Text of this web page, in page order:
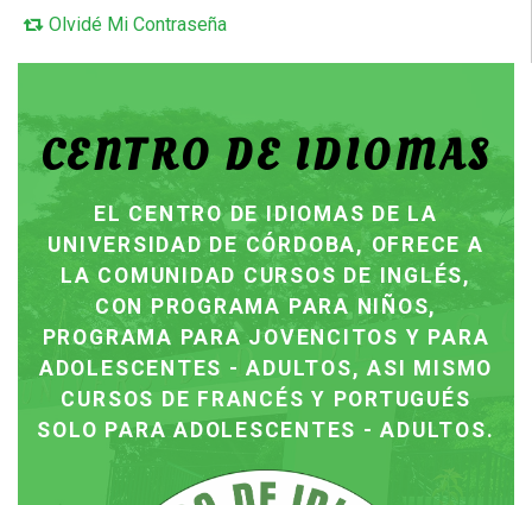
Olvidé Mi Contraseña
CENTRO DE IDIOMAS
EL CENTRO DE IDIOMAS DE LA
UNIVERSIDAD DE CÓRDOBA, OFRECE A
LA COMUNIDAD CURSOS DE INGLÉS,
CON PROGRAMA PARA NIÑOS,
PROGRAMA PARA JOVENCITOS Y PARA
ADOLESCENTES - ADULTOS, ASI MISMO
CURSOS DE FRANCÉS Y PORTUGUÉS
SOLO PARA ADOLESCENTES - ADULTOS.